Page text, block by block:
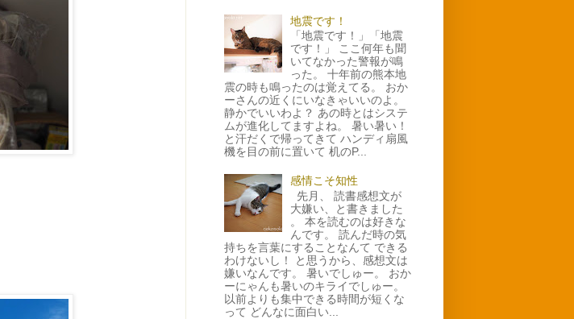
地震です！
「地震です！」「地震
です！」 ここ何年も聞
いてなかった警報が鳴
った。 十年前の熊本地
震の時も鳴ったのは覚えてる。 おか
ーさんの近くにいなきゃいいのよ。
静かでいいわよ？ あの時とはシステ
ムが進化してますよね。 暑い暑い！
と汗だくで帰ってきて ハンディ扇風
機を目の前に置いて 机のP...
感情こそ知性
先月、 読書感想文が
大嫌い、と書きました
。 本を読むのは好きな
んです。 読んだ時の気
持ちを言葉にすることなんて できる
わけないし！ と思うから、感想文は
嫌いなんです。 暑いでしゅー。 おか
ーにゃんも暑いのキライでしゅー。
以前よりも集中できる時間が短くな
って どんなに面白い...